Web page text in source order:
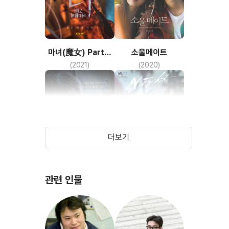
마녀(魔女) Part2.
The Other One
(2021)
소울메이트
(2020)
히든 페이스
(2011) (2019)
더보기
관련 인물